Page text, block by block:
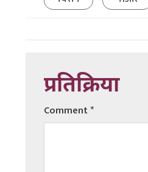
प्रतिक्रिया
Comment*